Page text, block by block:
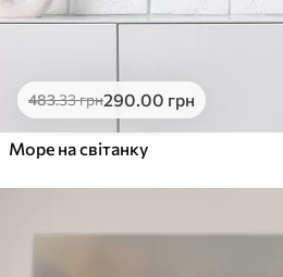
483.33грн290.00 грн
Море на світанку